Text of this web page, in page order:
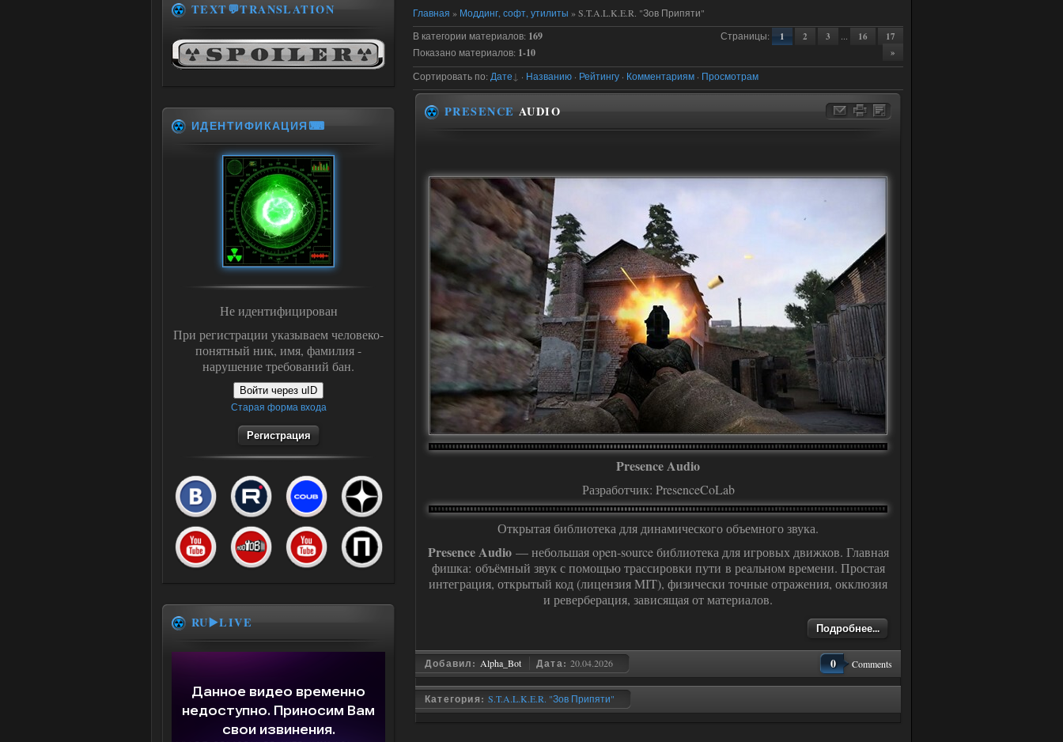
Главная » Моддинг, софт, утилиты » S.T.A.L.K.E.R. "Зов Припяти"
В категории материалов: 169
Показано материалов: 1-10
Страницы: 1 2 3 ... 16
17
»
Сортировать по: Дате · Названию · Рейтингу · Комментариям · Просмотрам
PRESENCE AUDIO
Presence Audio
Разработчик: PresenceCoLab
Открытая библиотека для динамического объемного звука.
Presence Audio— небольшая open-source библиотека для игровых движков. Главная
фишка: объёмный звук с помощью трассировки пути в реальном времени. Простая
интеграция, открытый код (лицензия MIT), физически точные отражения, окклюзия
и реверберация, зависящая от материалов.
Подробнее...
Добавил: Alpha_Bot Дата:20.04.2026 0 Comments
Категория:S.T.A.L.K.E.R. "Зов Припяти"
TEXT💬TRANSLATION
ИДЕНТИФИКАЦИЯ⌨
Не идентифицирован
При регистрации указываем человеко-
понятный ник, имя, фамилия -
нарушение требований бан.
Войти через uID
Старая форма входа
Регистрация
RU▶️LIVE